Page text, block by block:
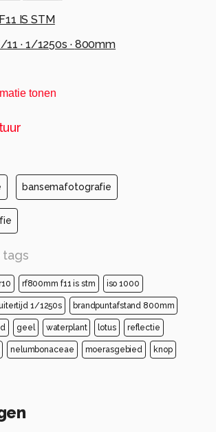
IS STM
11 · 1/1250s · 800mm
tonen
bansemafotografie
tags
rf800mm f11 is stm iso 1000
1/1250s brandpuntafstand 800mm
geel waterplant lotus reflectie
nelumbonaceae moerasgebied knop